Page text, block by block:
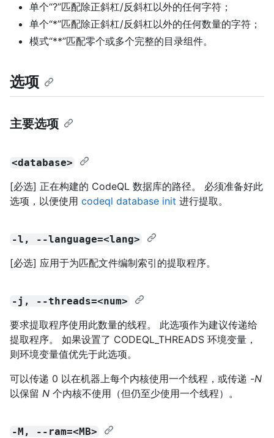
单个“?”匹配除正斜杠/反斜杠以外的任何字符；
单个“*”匹配除正斜杠/反斜杠以外的任何数量的字符；
模式“**”匹配零个或多个完整的目录组件。
选项
主要选项
<database>
[必选] 正在构建的 CodeQL 数据库的路径。 必须准备好此
选项，以便使用 codeql database init 进行提取。
-l, --language=<lang>
[必选] 应用于为匹配文件编制索引的提取程序。
-j, --threads=<num>
要求提取程序使用此数量的线程。 此选项作为建议传递给
提取程序。 如果设置了 CODEQL_THREADS 环境变量，
则环境变量值优先于此选项。
可以传递 0 以在机器上每个内核使用一个线程，或传递 -N
以保留 N 个内核不使用（但仍至少使用一个线程）。
-M, --ram=<MB>